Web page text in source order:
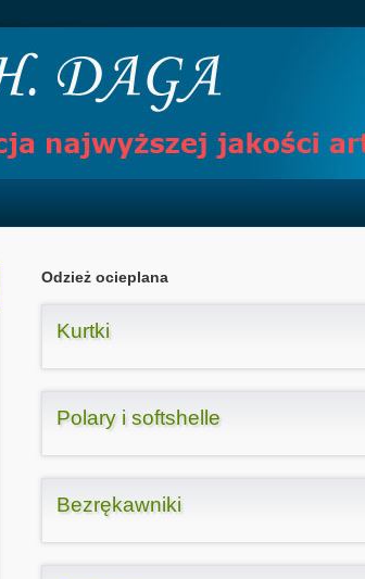
Odzież ocieplana
Kurtki
Polary i softshelle
Bezrękawniki